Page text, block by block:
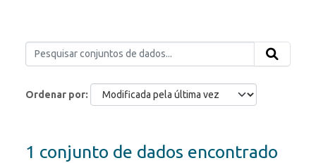
Ordenar por
1 conjunto de dados encontrado